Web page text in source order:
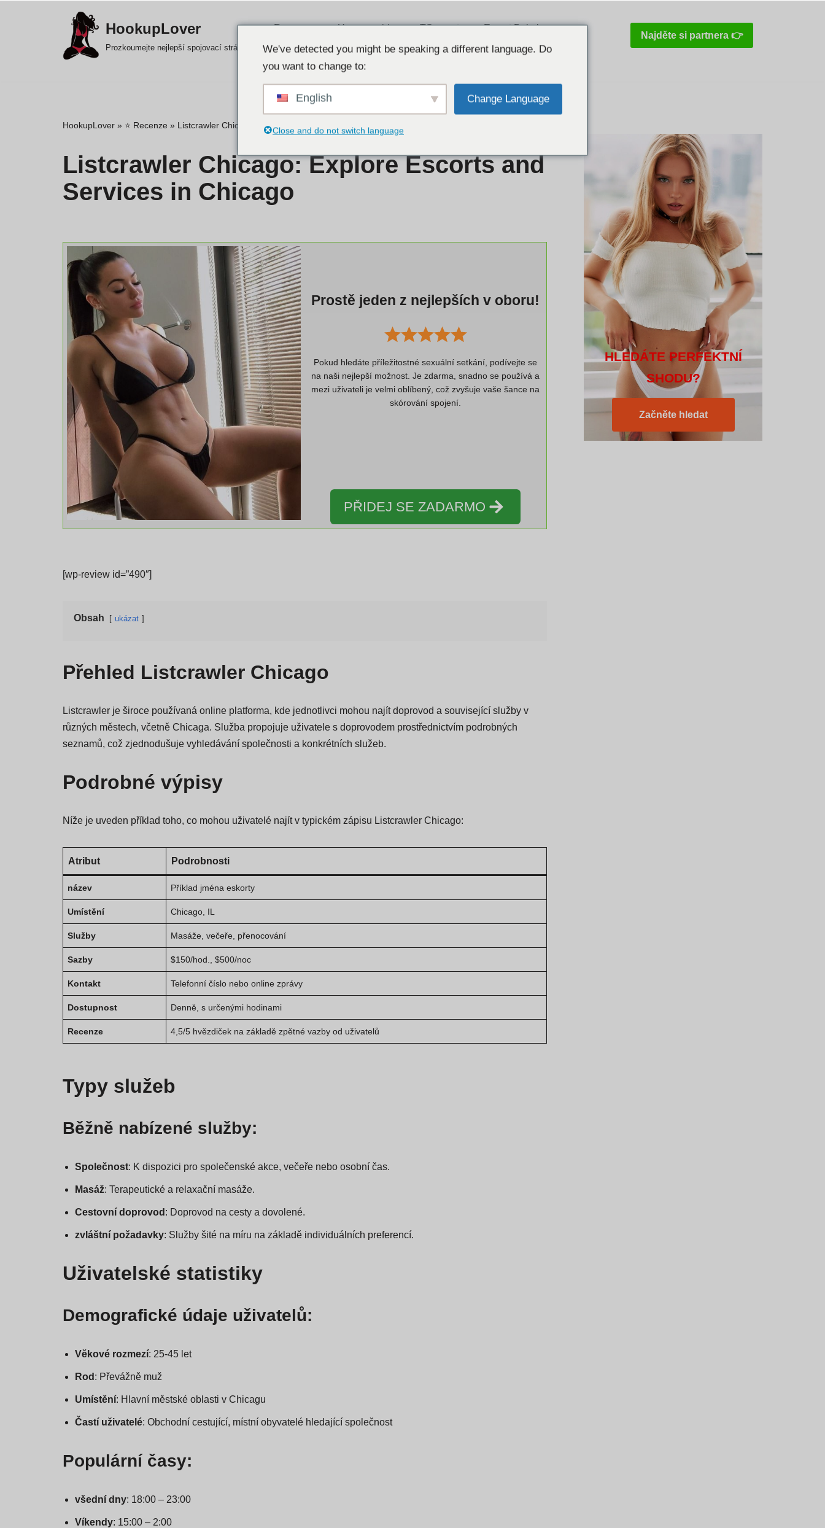
HookupLover
Prozkoumejte nejlepší spojovací stránky!
Recenze Usasexguide TSescort
Escort Babylon
Listcrawler
Najděte si partnera 👉
HookupLover » ⭐ Recenze » Listcrawler Chicago: Explore Escorts and Services in Chicago
Listcrawler Chicago: Explore Escorts and
Services in Chicago
Prostě jeden z nejlepších v oboru!
Pokud hledáte příležitostné sexuální setkání, podívejte se
na naši nejlepší možnost. Je zdarma, snadno se používá a
mezi uživateli je velmi oblíbený, což zvyšuje vaše šance na
skórování spojení.
PŘIDEJ SE ZADARMO
[wp-review id=”490″]
Obsah ukázat
Přehled Listcrawler Chicago
Listcrawler je široce používaná online platforma, kde jednotlivci mohou najít doprovod a související služby v
různých městech, včetně Chicaga. Služba propojuje uživatele s doprovodem prostřednictvím podrobných
seznamů, což zjednodušuje vyhledávání společnosti a konkrétních služeb.
Podrobné výpisy
Níže je uveden příklad toho, co mohou uživatelé najít v typickém zápisu Listcrawler Chicago:
Atribut Podrobnosti
název Příklad jména eskorty
Umístění Chicago, IL
Služby Masáže, večeře, přenocování
Sazby $150/hod., $500/noc
Kontakt Telefonní číslo nebo online zprávy
Dostupnost Denně, s určenými hodinami
Recenze 4,5/5 hvězdiček na základě zpětné vazby od uživatelů
Typy služeb
Běžně nabízené služby:
Společnost: K dispozici pro společenské akce, večeře nebo osobní čas.
Masáž: Terapeutické a relaxační masáže.
Cestovní doprovod : Doprovod na cesty a dovolené.
zvláštní požadavky: Služby šité na míru na základě individuálních preferencí.
Uživatelské statistiky
Demografické údaje uživatelů:
Věkové rozmezí: 25-45 let
Rod : Převážně muž
Umístění: Hlavní městské oblasti v Chicagu
Častí uživatelé: Obchodní cestující, místní obyvatelé hledající společnost
Populární časy:
všední dny: 18:00 – 23:00
Víkendy: 15:00 – 2:00
HLEDÁTE PERFEKTNÍ
SHODU?
Začněte hledat
We've detected you might be speaking a different language. Do
you want to change to:
English Change Language
Close and do not switch language